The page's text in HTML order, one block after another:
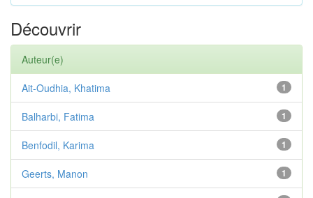
Découvrir
Auteur(e)
1
Ait-Oudhia, Khatima
1
Balharbi, Fatima
1
Benfodil, Karima
1
Geerts, Manon